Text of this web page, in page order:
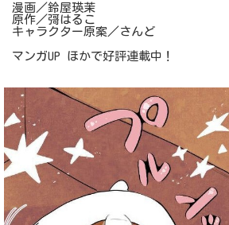
漫画／鈴屋瑛茉
原作／彁はるこ
キャラクター原案／さんど
マンガUP ほかで好評連載中！